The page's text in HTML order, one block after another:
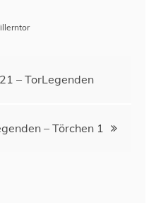
– TorLegenden
– Törchen 1